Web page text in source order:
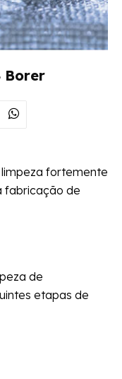
Borer
fortemente
fabricação de
de
etapas de